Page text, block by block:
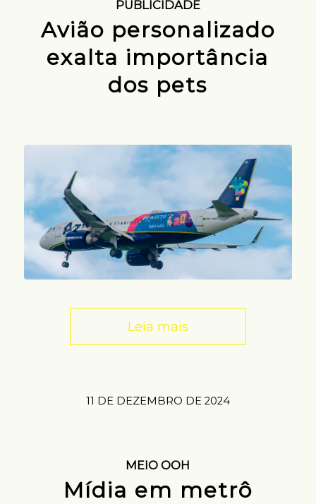
PUBLICIDADE
Avião personalizado
exalta importância
dos pets
Leia mais
11 DE DEZEMBRO DE 2024
MEIO OOH
Mídia em metrô